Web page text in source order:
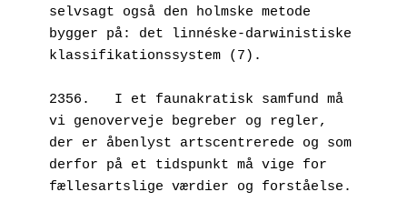
selvsagt også den holmske metode
bygger på: det linnéske-darwinistiske
klassifikationssystem (7).
2356.   I et faunakratisk samfund må
vi genoverveje begreber og regler,
der er åbenlyst artscentrerede og som
derfor på et tidspunkt må vige for